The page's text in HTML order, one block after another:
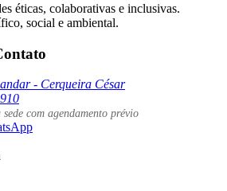
éticas, colaborativas e inclusivas.
social e ambiental.
- Cerqueira César
com agendamento prévio